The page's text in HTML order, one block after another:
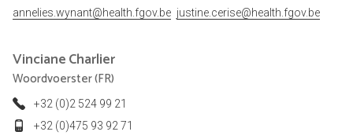
annelies.wynant@health.fgov.be justine.cerise@health.fgov.be
VincianeCharlier
Woordvoerster (FR)
+32 (0)2 524 99 21
+32 (0)475 93 92 71